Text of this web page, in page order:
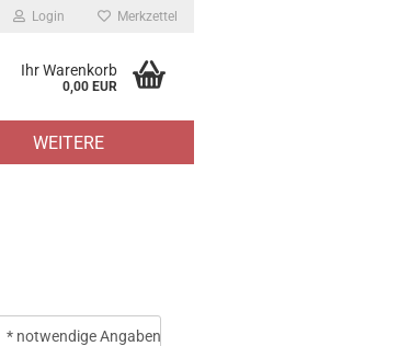
Login Merkzettel
Ihr Warenkorb
0,00 EUR
WEITERE
* notwendige Angaben